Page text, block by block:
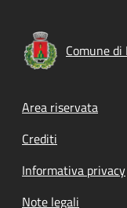
Comune
Footer
Area riservata
Crediti
Informativa privacy
Note legali